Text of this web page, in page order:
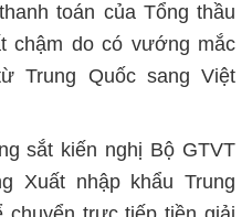
toán của Tổng thầu
chậm do có vướng mắc
Trung Quốc sang Việt
sắt kiến nghị Bộ GTVT
Xuất nhập khẩu Trung